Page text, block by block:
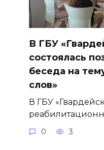
В ГБУ
состоялась
беседа на
слов»
В ГБУ
0 3